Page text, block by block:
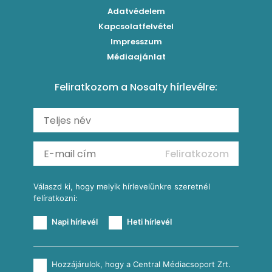
Carbonara
Szaftos paprikás csirke
Shakshuka
Ratatouille
Grillezettkukorica-saláta fűszeres garnélanyársakkal
Kukoricás-újhagymás lepény
Mexikói húsleves kukorica salsával
Almás-kéksajtos kukoricasaláta
Köretek
Reggeli receptek
Adatvédelem
Kapcsolatfelvétel
Impresszum
Médiaajánlat
Feliratkozom a Nosalty hírlevélre:
Feliratkozom
Válaszd ki, hogy melyik hírlevelünkre szeretnél
felíratkozni:
Napi hírlevél Heti hírlevél
Hozzájárulok, hogy a Central Médiacsoport Zrt.